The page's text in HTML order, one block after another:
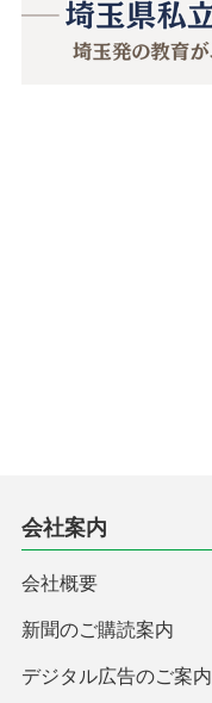
会社案内
会社概要
新聞のご購読案内
デジタル広告のご案内